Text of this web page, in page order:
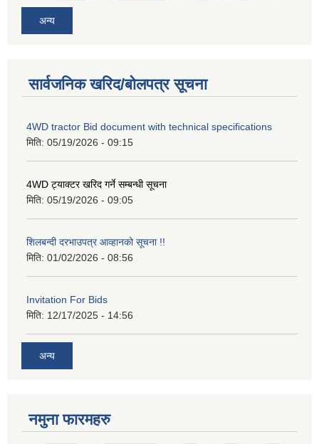
अन्य
सार्वजनिक खरिद/बोलपत्र सूचना
4WD tractor Bid document with technical specifications
मिति: 05/19/2026 - 09:15
4WD ट्याक्टर खरिद गर्ने सम्बन्धी सूचना
मिति: 05/19/2026 - 09:05
शिलबन्दी दरभाउपत्र आव्हानको सूचना !!
मिति: 01/02/2026 - 08:56
Invitation For Bids
मिति: 12/17/2025 - 14:56
अन्य
नमुना फारमहरु